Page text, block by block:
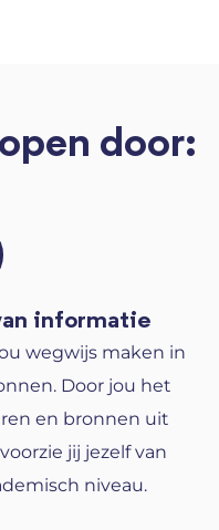
door:
informatie
wegwijs maken in
Door jou het
en bronnen uit
jij jezelf van
niveau.